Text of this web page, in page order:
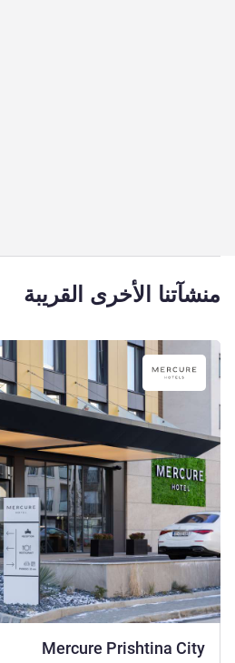
منشآتنا الأخرى القريبة
Mercure Prishtina City